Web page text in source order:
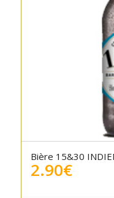
Bière 15&30
2.90€